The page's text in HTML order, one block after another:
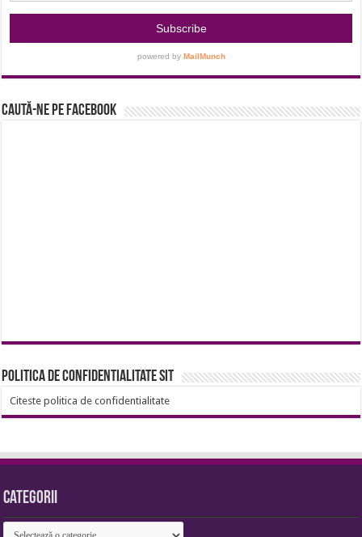
Caută-ne pe Facebook
Politica de confidentialitate sit
Citeste politica de confidentialitate
Categorii
Categorii